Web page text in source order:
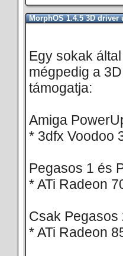
MorphOS 1.4.5 3D driver
Egy sokak
mégpedig a
támogatja:
Amiga
* 3dfx Voodoo
Pegasos 1 és
* ATi Radeon
Csak Pegasos
* ATi Radeon